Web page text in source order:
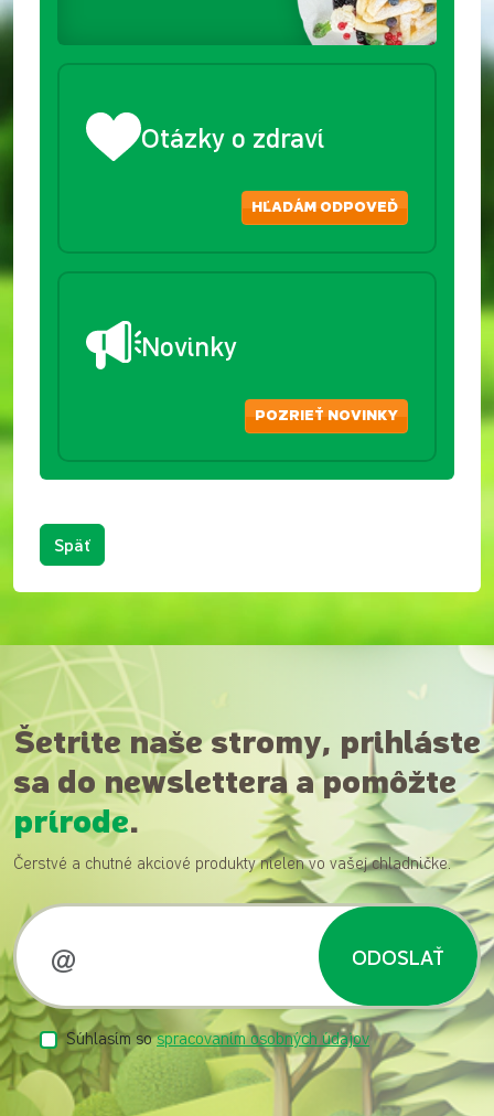
Otázky o zdraví
HĽADÁM ODPOVEĎ
Novinky
POZRIEŤ NOVINKY
Späť
Šetrite naše stromy, prihláste
sa do newslettera a pomôžte
prírode.
Čerstvé a chutné akciové produkty nielen vo vašej chladničke.
ODOSLAŤ
Súhlasím sospracovaním osobných údajov